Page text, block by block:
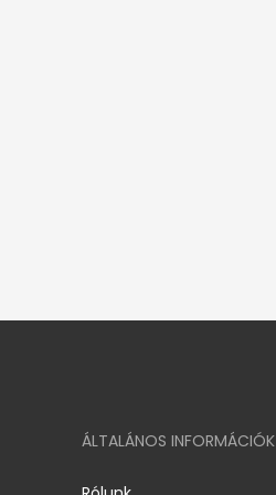
ÁLTALÁNOS INFORMÁCIÓK